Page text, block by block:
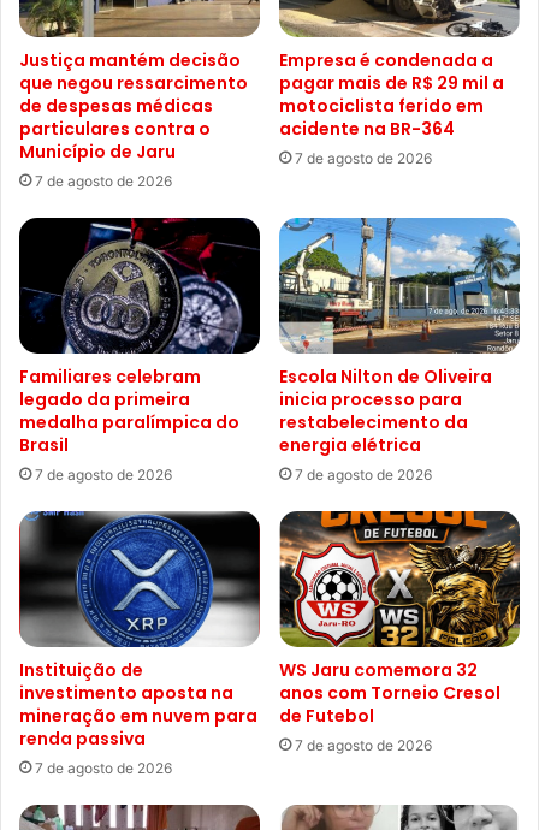
Justiça mantém decisão
que negou ressarcimento
de despesas médicas
particulares contra o
Município de Jaru
7 de agosto de 2026
Empresa é condenada a
pagar mais de R$ 29 mil a
motociclista ferido em
acidente na BR-364
7 de agosto de 2026
Familiares celebram
legado da primeira
medalha paralímpica do
Brasil
7 de agosto de 2026
Escola Nilton de Oliveira
inicia processo para
restabelecimento da
energia elétrica
7 de agosto de 2026
Instituição de
investimento aposta na
mineração em nuvem para
renda passiva
7 de agosto de 2026
WS Jaru comemora 32
anos com Torneio Cresol
de Futebol
7 de agosto de 2026